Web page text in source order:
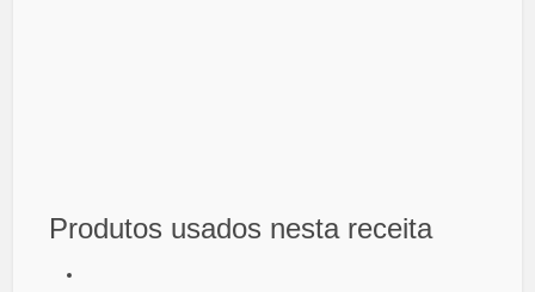
Produtos usados nesta receita